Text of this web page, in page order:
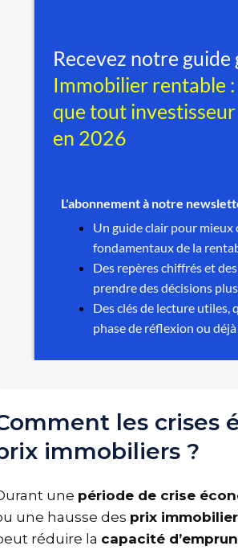
Comment les
prix immobiliers ?
Durant unepériode de crise
ou une hausse desprix
peut réduire lacapacité